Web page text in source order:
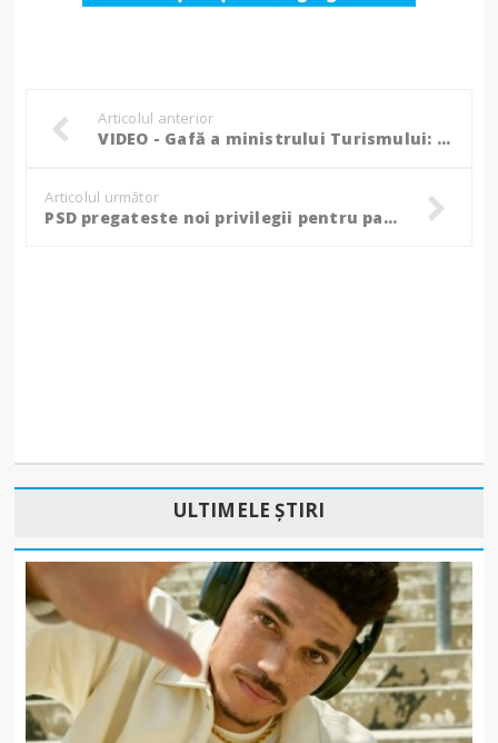
Articolul anterior
VIDEO - Gafă a ministrului Turismului: A "mutat" casa lui Ion Creangă în Botoșani!
Articolul următor
PSD pregateste noi privilegii pentru parlamentari: Scutire de impozit pentru pensiile speciale
ULTIMELE ȘTIRI